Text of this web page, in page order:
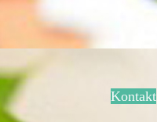
Kontakt